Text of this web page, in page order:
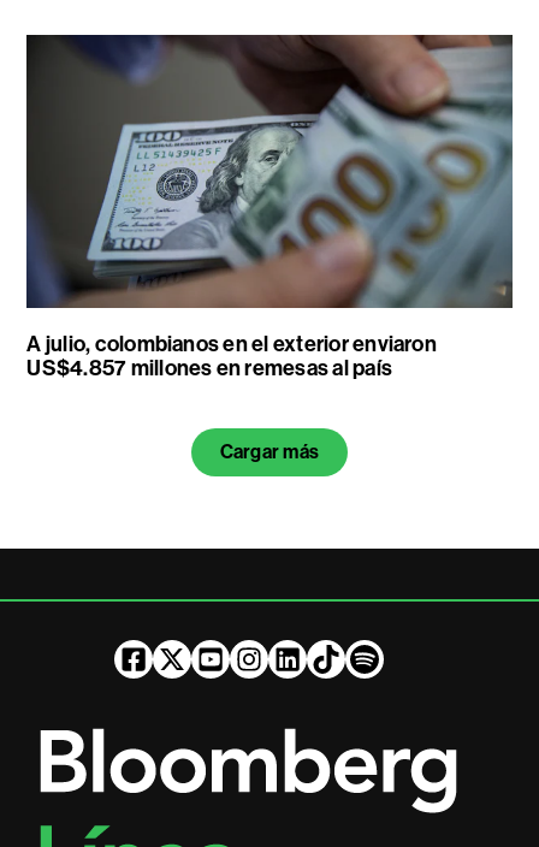
A julio, colombianos en el exterior enviaron
US$4.857 millones en remesas al país
Cargar más